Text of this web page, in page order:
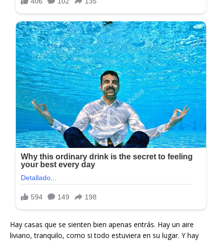
Hay casas que se sienten bien apenas entrás. Hay un aire
liviano, tranquilo, como si todo estuviera en su lugar. Y hay